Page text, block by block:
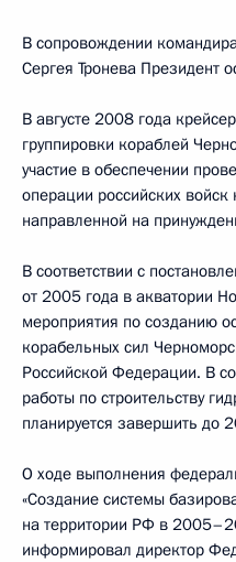
В сопровождении
Сергея Тронева Президент
В августе 2008 года
группировки кораблей
участие в обеспечении
операции российских
направленной на
В соответствии с
от 2005 года в акватории
мероприятия по созданию
корабельных сил
Российской Федерации. В
работы по строительству
планируется завершить до
О ходе выполнения
«Создание системы
на территории РФ в
информировал директор